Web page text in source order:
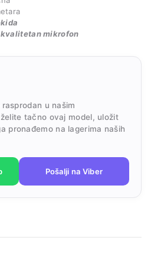
mikrofon
u našim
tačno ovaj model, uložit
pronađemo na lagerima naših
Pošalji na Viber